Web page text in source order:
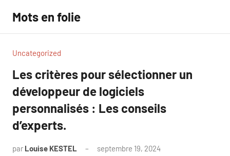
contenu
Mots en folie
Uncategorized
Les critères pour sélectionner un
développeur de logiciels
personnalisés : Les conseils
d’experts.
par Louise KESTEL septembre 19, 2024